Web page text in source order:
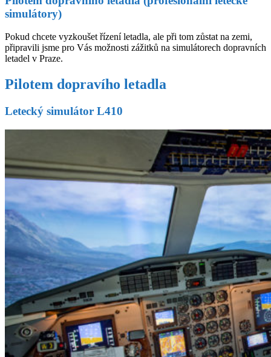
simulátory)
Pokud chcete vyzkoušet řízení letadla, ale při tom zůstat na zemi,
připravili jsme pro Vás možnosti zážitků na simulátorech dopravních
letadel v Praze.
Pilotem dopravího letadla
Letecký simulátor L410